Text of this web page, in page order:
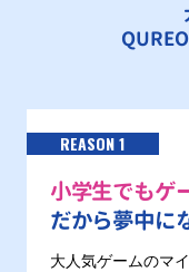
REASON 1
小学生でもゲ
だから夢中に
大人気ゲームのマ